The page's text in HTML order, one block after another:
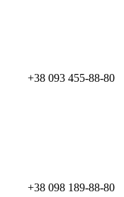
+38 093 455-88-80
+38 098 189-88-80